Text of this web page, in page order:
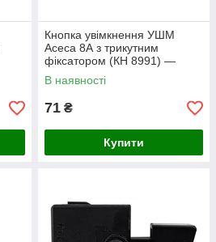
Кнопка увімкнення УШМ
Асеса 8А з трикутним
фіксатором (КН 8991) —
надійний перемикач для
шліфувальних машин
В наявності
71 ₴
Купити